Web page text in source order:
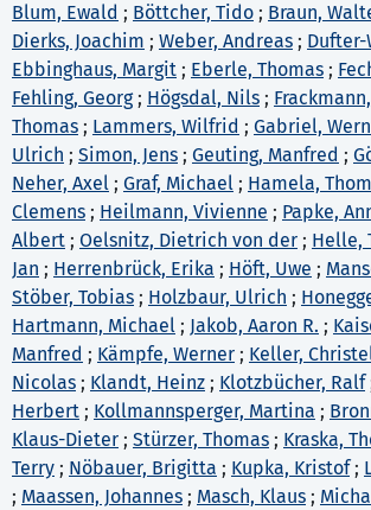
Blum, Ewald ; Böttcher, Tido ; Braun,
Dierks, Joachim ; Weber, Andreas ; Dufter-
Ebbinghaus, Margit ; Eberle, Thomas ;
Fehling, Georg; Högsdal, Nils ;
Thomas ; Lammers, Wilfrid ; Gabriel,
Ulrich ; Simon, Jens ; Geuting, Manfred ;
Neher, Axel ; Graf, Michael ; Hamela,
Clemens ; Heilmann, Vivienne ; Papke,
Albert ; Oelsnitz, Dietrich von der ; Helle,
Jan ; Herrenbrück, Erika ; Höft, Uwe ;
Stöber, Tobias ; Holzbaur, Ulrich ;
Hartmann, Michael ; Jakob, Aaron R. ;
Manfred ; Kämpfe, Werner ; Keller,
Nicolas ; Klandt, Heinz ; Klotzbücher, Ralf
Herbert ; Kollmannsperger, Martina ;
Klaus-Dieter ; Stürzer, Thomas ; Kraska,
Terry ; Nöbauer, Brigitta ; Kupka, Kristof;
; Maassen, Johannes ; Masch, Klaus ;